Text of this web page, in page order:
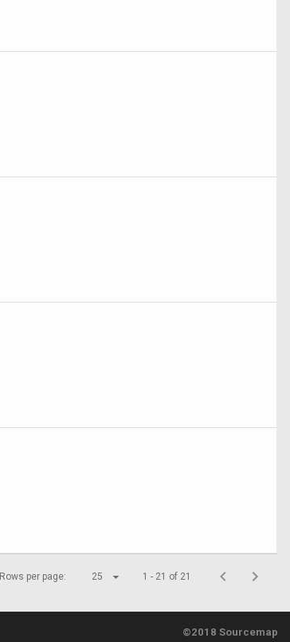
Rows per page: 25 1 - 21 of 21
©2018 Sourcemap